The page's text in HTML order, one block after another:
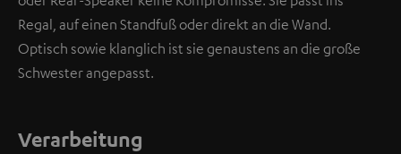
Regal, auf einen Standfuß oder direkt an die Wand.
Optisch sowie klanglich ist sie genaustens an die große
Schwester angepasst.
Verarbeitung